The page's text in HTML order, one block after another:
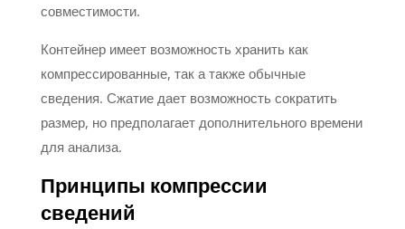
совместимости.
Контейнер имеет возможность хранить как
компрессированные, так а также обычные
сведения. Сжатие дает возможность сократить
размер, но предполагает дополнительного времени
для анализа.
Принципы компрессии
сведений